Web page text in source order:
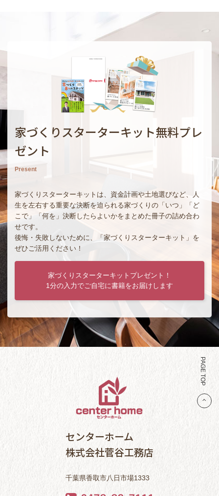
家づくりスターターキット無料プレ
ゼント
Present
家づくりスターターキットは、資金計画や土地選びなど、人
生を左右する重要な決断を迫られる家づくりの「いつ」「ど
こで」「何を」決断したらよいかをまとめた冊子の詰め合わ
せです。
後悔・失敗しないために、「家づくりスターターキット」を
ぜひご活用ください！
家づくりスターターキットプレゼント！
1分の入力でご自宅に書籍をお届けします
PAGE TOP
センターホーム
株式会社菅谷工務店
千葉県香取市八日市場1333